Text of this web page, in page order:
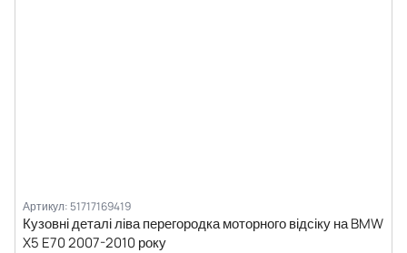
Артикул: 51717169419
Кузовні деталі ліва перегородка моторного відсіку на BMW
X5 E70 2007-2010 року